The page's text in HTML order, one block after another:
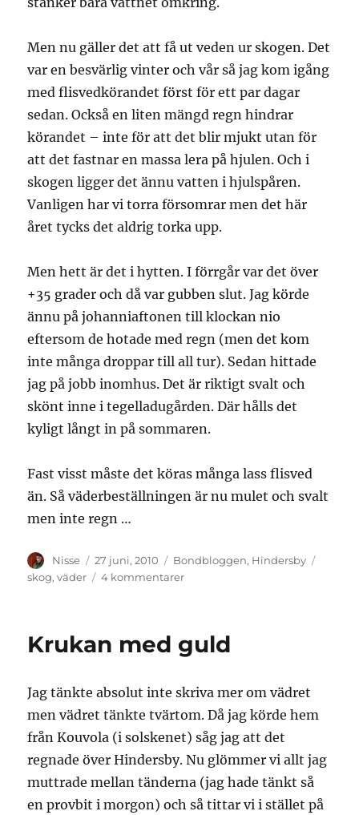
Men nu gäller det att få ut veden ur skogen. Det
var en besvärlig vinter och vår så jag kom igång
med flisvedkörandet först för ett par dagar
sedan. Också en liten mängd regn hindrar
körandet – inte för att det blir mjukt utan för
att det fastnar en massa lera på hjulen. Och i
skogen ligger det ännu vatten i hjulspåren.
Vanligen har vi torra försomrar men det här
året tycks det aldrig torka upp.
Men hett är det i hytten. I förrgår var det över
+35 grader och då var gubben slut. Jag körde
ännu på johanniaftonen till klockan nio
eftersom de hotade med regn (men det kom
inte många droppar till all tur). Sedan hittade
jag på jobb inomhus. Det är riktigt svalt och
skönt inne i tegelladugården. Där hålls det
kyligt långt in på sommaren.
Fast visst måste det köras många lass flisved
än. Så väderbeställningen är nu mulet och svalt
men inte regn …
Författare
Nisse
Publicerat
den
27 juni, 2010 Kategorier
Bondbloggen, Hindersby
skog,väder 4 kommentarertill
Krukan med guld
Jag tänkte absolut inte skriva mer om vädret
men vädret tänkte tvärtom. Då jag körde hem
från Kouvola (i solskenet) såg jag att det
regnade över Hindersby. Nu glömmer vi allt jag
muttrade mellan tänderna (jag hade tänkt så
en provbit i morgon) och så tittar vi i stället på